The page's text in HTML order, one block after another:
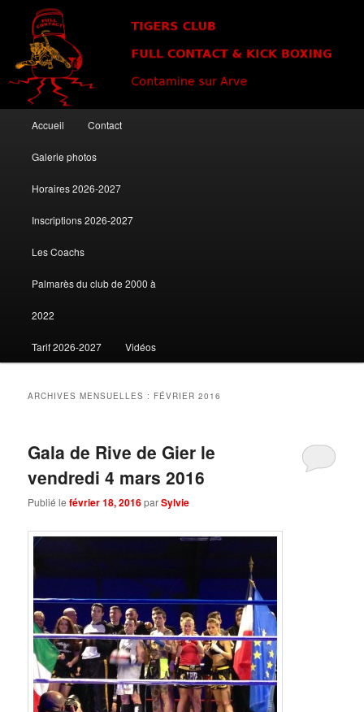
Tigers Club
Club de kick boxing à Contamine sur Arve
Aller au contenu principal
Aller au contenu secondaire
Accueil Contact
Galerie photos
Horaires 2026-2027
Inscriptions 2026-2027
Les Coachs
Palmarès du club de 2000 à
2022
Tarif 2026-2027 Vidéos
ARCHIVES MENSUELLES : FÉVRIER 2016
Gala de Rive de Gier le
vendredi 4 mars 2016
Publié lefévrier 18, 2016parSylvie